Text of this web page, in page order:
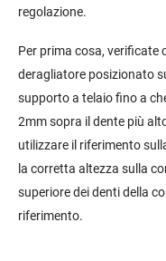
regolazione.
Per prima cosa, verificate
deragliatore posizionato
supporto a telaio fino a
2mm sopra il dente più
utilizzare il riferimento
la corretta altezza sulla
superiore dei denti della
riferimento.